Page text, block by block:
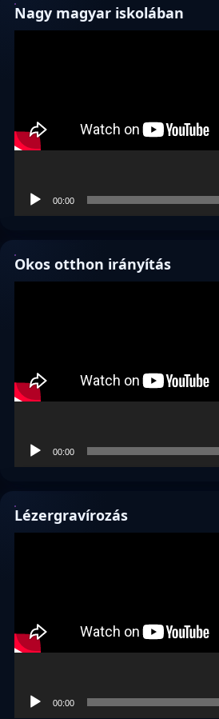
Nagy magyar iskolában
00:00
Okos otthon irányítás
00:00
Lézergravírozás
00:00